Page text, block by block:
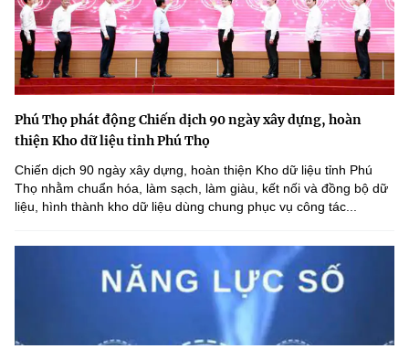
Phú Thọ phát động Chiến dịch 90 ngày xây dựng, hoàn
thiện Kho dữ liệu tỉnh Phú Thọ
Chiến dịch 90 ngày xây dựng, hoàn thiện Kho dữ liệu tỉnh Phú
Thọ nhằm chuẩn hóa, làm sạch, làm giàu, kết nối và đồng bộ dữ
liệu, hình thành kho dữ liệu dùng chung phục vụ công tác...